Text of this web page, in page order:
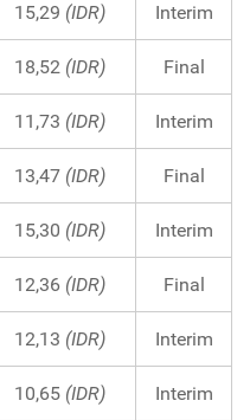
15,29 (IDR) Interim
18,52 (IDR) Final
11,73 (IDR) Interim
13,47 (IDR) Final
15,30 (IDR) Interim
12,36 (IDR) Final
12,13 (IDR) Interim
10,65 (IDR) Interim